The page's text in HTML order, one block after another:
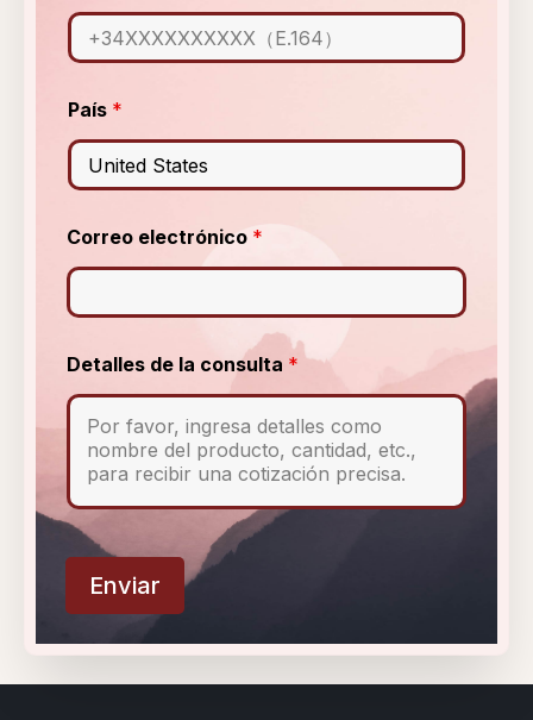
e
e
t
ó
n
o
l
País *
Correo electrónico *
Detalles de la consulta *
Enviar